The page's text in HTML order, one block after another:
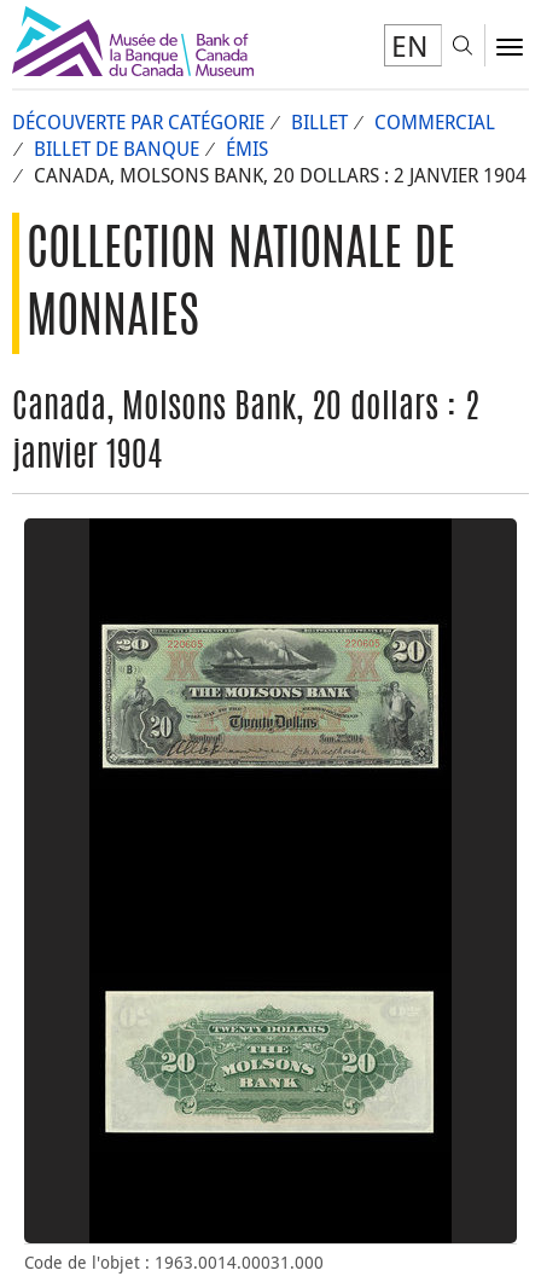
EN
DÉCOUVERTE PAR CATÉGORIE BILLET
COMMERCIAL
BILLET DE BANQUE
ÉMIS
CANADA, MOLSONS BANK, 20 DOLLARS : 2 JANVIER 1904
COLLECTION NATIONALE DE
MONNAIES
Canada, Molsons Bank, 20 dollars : 2
janvier 1904
Code de l'objet : 1963.0014.00031.000